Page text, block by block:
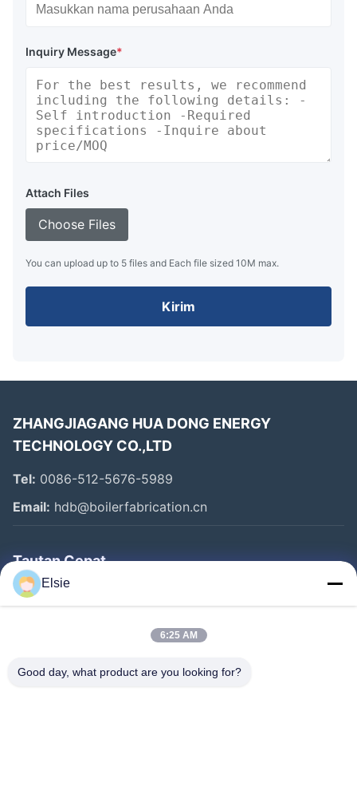
Inquiry Message*
Attach Files
Choose Files
You can upload up to 5 files and Each file sized 10M max.
Kirim
ZHANGJIAGANG HUA DONG ENERGY
TECHNOLOGY CO.,LTD
Tel: 0086-512-5676-5989
Email: hdb@boilerfabrication.cn
Tautan Cepat
Rumah
Tur Pabrik
Elsie
6:25 AM
Good day, what product are you looking for?